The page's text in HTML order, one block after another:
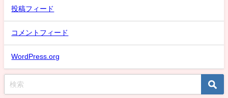
投稿フィード
コメントフィード
WordPress.org